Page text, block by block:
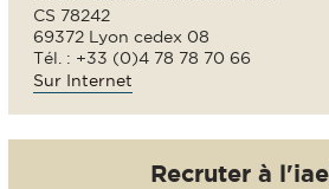
CS 78242
69372 Lyon cedex 08
Tél. : +33 (0)4 78 78 70 66
Sur Internet
Recruter à